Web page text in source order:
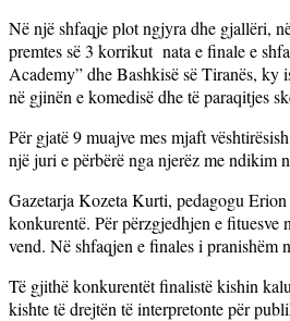
Në një shfaqje plot ngjyra dhe gjallëri,
premtes së 3 korrikut nata e finale e
Academy” dhe Bashkisë së Tiranës,
në gjinën e komedisë dhe të paraqitjes
Për gjatë 9 muajve mes mjaft vështirësish
një juri e përbërë nga njerëz me ndikim
Gazetarja Kozeta Kurti, pedagogu
konkurentë. Për përzgjedhjen e fituesve
vend. Në shfaqjen e finales i pranishëm
Të gjithë konkurentët finalistë kishin
kishte të drejtën të interpretonte për